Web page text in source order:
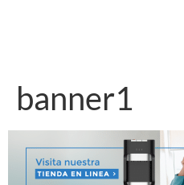
banner1